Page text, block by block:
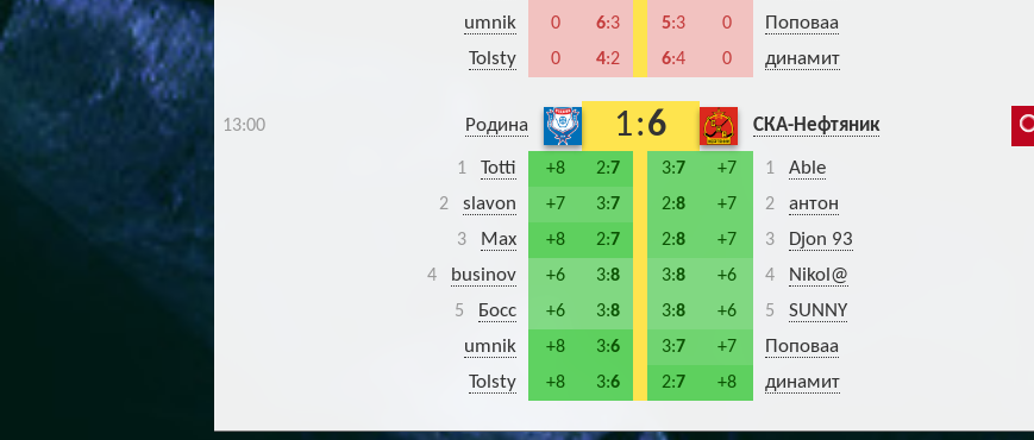
umnik
0 6:3 5:3 0
Поповаа
Tolsty
0 4:2 6:4 0 динамит
13:00 Родина 1:6 СКА-Нефтяник
1 Totti +8 2:7 3:7 +7 1 Able
2 slavon +7 3:7 2:8 +7 2 антон
3 Max +8 2:7 2:8 +7 3 Djon 93
4 businov +6 3:8 3:8 +6 4 Nikol@
5 Босс +6 3:8 3:8 +6 5
SUNNY
umnik
+8 3:6 3:7 +7
Поповаа
Tolsty
+8 3:6 2:7 +8 динамит